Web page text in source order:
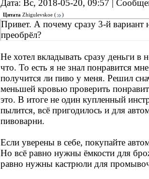
Дата: Вс, 2018-05-20, 09:57 |
Цитата Zhigulevskoe ( )
Привет. А почему сразу 3-й вариант
преобрёл?
Не хотел вкладывать сразу деньги в
что. То есть я не знал понравится
получится ли пиво у меня. Решил
меньшей кровью проверить
это. В итоге не один купленный
пылится, всё пригодилось и для
пивоварни.
Если уверены в себе, покупайте
Но всё равно нужны ёмкости для
равно нужны кастрюли для